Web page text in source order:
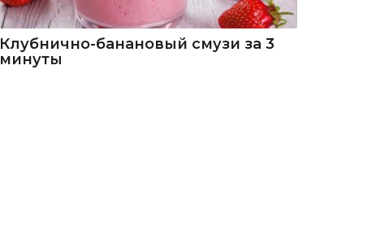
Клубнично-банановый смузи за 3
минуты